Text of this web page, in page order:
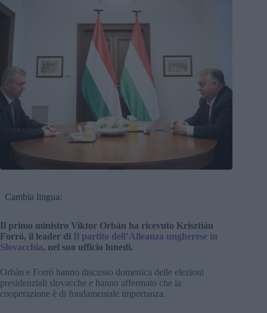
Cambia lingua:
Il primo ministro Viktor Orbán ha ricevuto Krisztián
Forró, il leader di Il partito dell’Alleanza ungherese in
Slovacchia, nel suo ufficio lunedì.
Orbán e Forró hanno discusso domenica delle elezioni
presidenziali slovacche e hanno affermato che la
cooperazione è di fondamentale importanza.